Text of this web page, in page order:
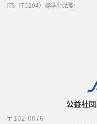
公益社
〒102-0076
ITS（TC204）標準化活動